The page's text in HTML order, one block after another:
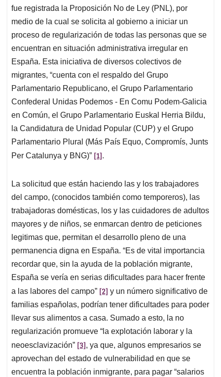
fue registrada la Proposición No de Ley (PNL), por
medio de la cual se solicita al gobierno a iniciar un
proceso de regularización de todas las personas que se
encuentran en situación administrativa irregular en
España. Esta iniciativa de diversos colectivos de
migrantes, “cuenta con el respaldo del Grupo
Parlamentario Republicano, el Grupo Parlamentario
Confederal Unidas Podemos - En Comu Podem-Galicia
en Común, el Grupo Parlamentario Euskal Herria Bildu,
la Candidatura de Unidad Popular (CUP) y el Grupo
Parlamentario Plural (Más País Equo, Compromís, Junts
Per Catalunya y BNG)” [1].
La solicitud que están haciendo las y los trabajadores
del campo, (conocidos también como temporeros), las
trabajadoras domésticas, los y las cuidadores de adultos
mayores y de niños, se enmarcan dentro de peticiones
legitimas que, permitan el desarrollo pleno de una
permanencia digna en España. “Es de vital importancia
recordar que, sin la ayuda de la población migrante,
España se vería en serias dificultades para hacer frente
a las labores del campo” [2] y un número significativo de
familias españolas, podrían tener dificultades para poder
llevar sus alimentos a casa. Sumado a esto, la no
regularización promueve “la explotación laborar y la
neoesclavización” [3], ya que, algunos empresarios se
aprovechan del estado de vulnerabilidad en que se
encuentra la población inmigrante, para pagar “salarios